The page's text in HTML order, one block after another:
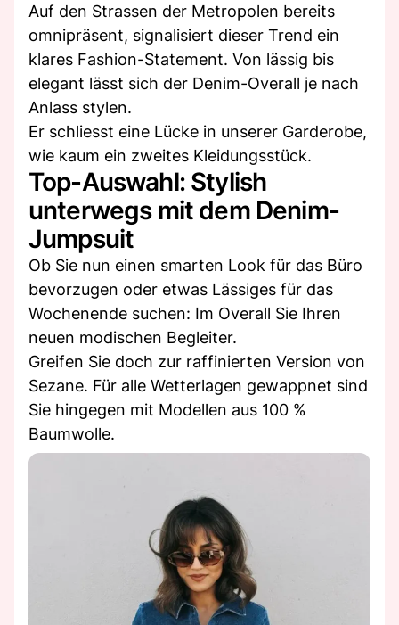
Auf den Strassen der Metropolen bereits
omnipräsent, signalisiert dieser Trend ein
klares Fashion-Statement. Von lässig bis
elegant lässt sich der Denim-Overall je nach
Anlass stylen.
Er schliesst eine Lücke in unserer Garderobe,
wie kaum ein zweites Kleidungsstück.
Top-Auswahl: Stylish
unterwegs mit dem Denim-
Jumpsuit
Ob Sie nun einen smarten Look für das Büro
bevorzugen oder etwas Lässiges für das
Wochenende suchen: Im Overall Sie Ihren
neuen modischen Begleiter.
Greifen Sie doch zur raffinierten Version von
Sezane. Für alle Wetterlagen gewappnet sind
Sie hingegen mit Modellen aus 100 %
Baumwolle.